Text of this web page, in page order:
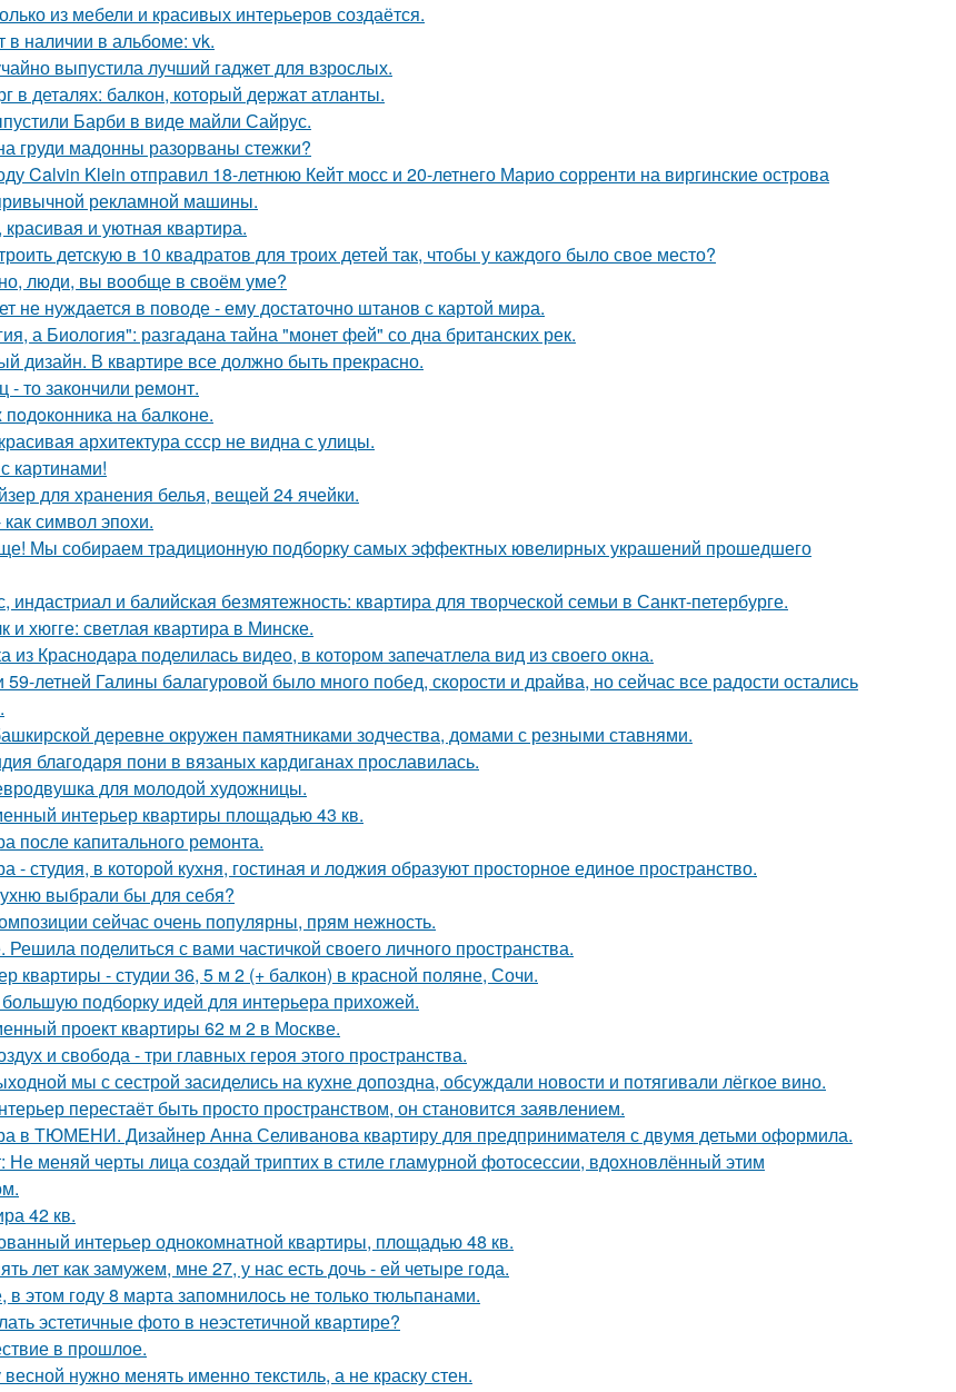
из мебели и красивых интерьеров создаётся.
в наличии в альбоме: vk.
выпустила лучший гаджет для взрослых.
в деталях: балкон, который держат атланты.
Барби в виде майли Сайрус.
груди мадонны разорваны стежки?
Calvin Klein отправил 18-летнюю Кейт мосс и 20-летнего Марио сорренти на виргинские острова
рекламной машины.
и уютная квартира.
детскую в 10 квадратов для троих детей так, чтобы у каждого было свое место?
люди, вы вoобще в своём уме?
не нуждается в поводе - ему достаточно штанов с картой мира.
а Биология": разгадана тайна "монет фей" со дна британских рек.
дизайн. В квартире все должно быть прекрасно.
- то закончили ремонт.
на балкoне.
архитектура ссср не видна с улицы.
картинами!
для хранения белья, вещей 24 ячейки.
символ эпохи.
Мы собираем традиционную подборку самых эффектных ювелирных украшений прошедшего
индастриал и балийская безмятежность: квартира для творческой семьи в Санкт-петербурге.
и хюгге: светлая квартира в Минске.
из Краснодара поделилась видео, в котором запечатлела вид из своего окна.
59-летней Галины балагуровой было много побед, скорости и драйва, но сейчас все радости остались
деревне окружен памятниками зодчества, домами с резными ставнями.
благодаря пони в вязаных кардиганах прославилась.
для молодой художницы.
интерьер квартиры площадью 43 кв.
после капитального ремонта.
- студия, в которой кухня, гостиная и лоджия образуют просторное единое пространство.
выбрали бы для себя?
сейчас очень популярны, прям нежность.
Решила поделиться с вами частичкой своего личного пространства.
квартиры - студии 36, 5 м 2 (+ балкон) в красной поляне, Сочи.
подборку идей для интерьера прихожей.
проект квартиры 62 м 2 в Москве.
и свобода - три главных героя этого пространства.
мы с сестрой засиделись на кухне допоздна, обсуждали новости и потягивали лёгкое вино.
перестаёт быть просто пространством, он становится заявлением.
в ТЮМЕНИ. Дизайнер Анна Селиванова квартиру для предпринимателя с двумя детьми оформила.
Не меняй черты лица создай триптих в стиле гламурной фотосессии, вдохновлённый этим
42 кв.
интерьер однокомнатной квартиры, площадью 48 кв.
лет как замужем, мне 27, у нас есть дочь - ей четыре года.
в этом году 8 марта запомнилось не только тюльпанами.
эстетичные фото в неэстетичной квартире?
в прошлое.
нужно менять именно текстиль, а не краску стен.